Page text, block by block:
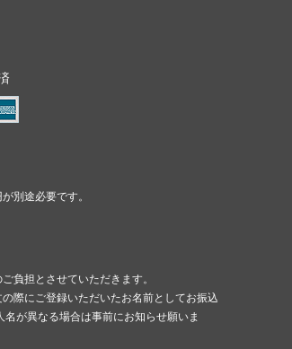
別途必要です。
負担とさせていただきます。
の際にご登録いただいたお名前としてお振込
が異なる場合は事前にお知らせ願いま